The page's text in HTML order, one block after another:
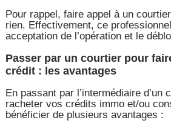
Pour rappel, faire appel à un
rien. Effectivement, ce
acceptation de l’opération et le
Passer par un courtier pour
crédit : les avantages
En passant par l’intermédiaire d’un
racheter vos crédits immo et/ou
bénéficier de plusieurs avantages :